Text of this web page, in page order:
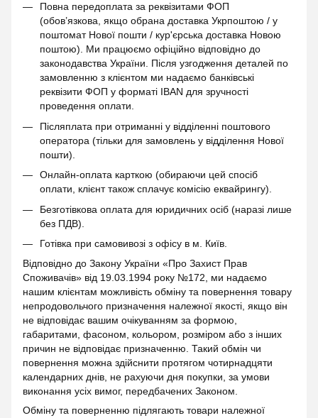
Повна передоплата за реквізитами ФОП
(обов’язкова, якщо обрана доставка Укрпоштою / у
поштомат Нової пошти / кур'єрська доставка Новою
поштою). Ми працюємо офіційно відповідно до
законодавства України. Після узгодження деталей по
замовленню з клієнтом ми надаємо банківські
реквізити ФОП у форматі IBAN для зручності
проведення оплати.
Післяплата при отриманні у відділенні поштового
оператора (тільки для замовлень у відділення Нової
пошти).
Онлайн-оплата карткою (обираючи цей спосіб
оплати, клієнт також сплачує комісію еквайрингу).
Безготівкова оплата для юридичних осіб (наразі лише
без ПДВ).
Готівка при самовивозі з офісу в м. Київ.
Відповідно до Закону України «Про Захист Прав
Споживачів» від 19.03.1994 року №172, ми надаємо
нашим клієнтам можливість обміну та повернення товару
непродовольчого призначення належної якості, якщо він
не відповідає вашим очікуванням за формою,
габаритами, фасоном, кольором, розміром або з інших
причин не відповідає призначенню. Такий обмін чи
повернення можна здійснити протягом чотирнадцяти
календарних днів, не рахуючи дня покупки, за умови
виконання усіх вимог, передбачених Законом.
Обміну та поверненню підлягають товари належної